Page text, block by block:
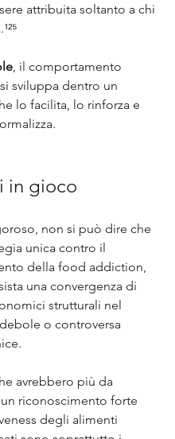
attribuita soltanto a chi
, il comportamento
sviluppa dentro un
lo facilita, lo rinforza e
in gioco
non si può dire che
unica contro il
della food addiction,
una convergenza di
strutturali nel
o controversa
avrebbero più da
riconoscimento forte
degli alimenti